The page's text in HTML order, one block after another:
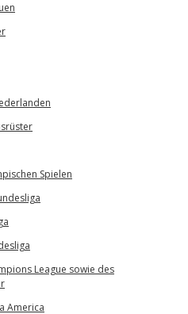
Spielen
League sowie des
America